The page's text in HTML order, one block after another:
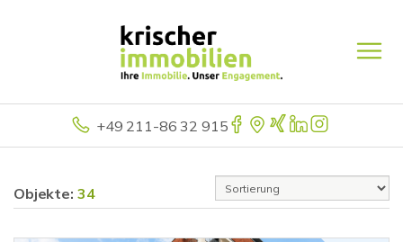
+49 211-86 32 915
Objekte: 34